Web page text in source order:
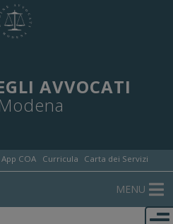
AVVOCATI
App COA Curricula Carta dei Servizi
MENU